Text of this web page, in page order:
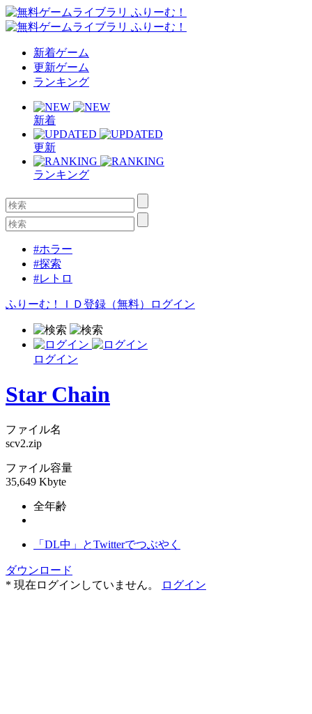
新着ゲーム
更新ゲーム
ランキング
新着
更新
ランキング
#ホラー
#探索
#レトロ
ふりーむ！ＩＤ登録（無料） ログイン
ログイン
Star Chain
ファイル名
scv2.zip
ファイル容量
35,649 Kbyte
全年齢
「DL中」とTwitterでつぶやく
ダウンロード
* 現在ログインしていません。
ログイン